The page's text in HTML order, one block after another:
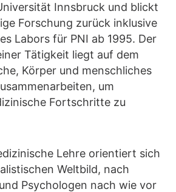
Innsbruck und blickt
Forschung zurück inklusive
Labors für PNI ab 1995. Der
Tätigkeit liegt auf dem
Körper und menschliches
um
Fortschritte zu
Lehre orientiert sich
Weltbild, nach
Psychologen nach wie vor